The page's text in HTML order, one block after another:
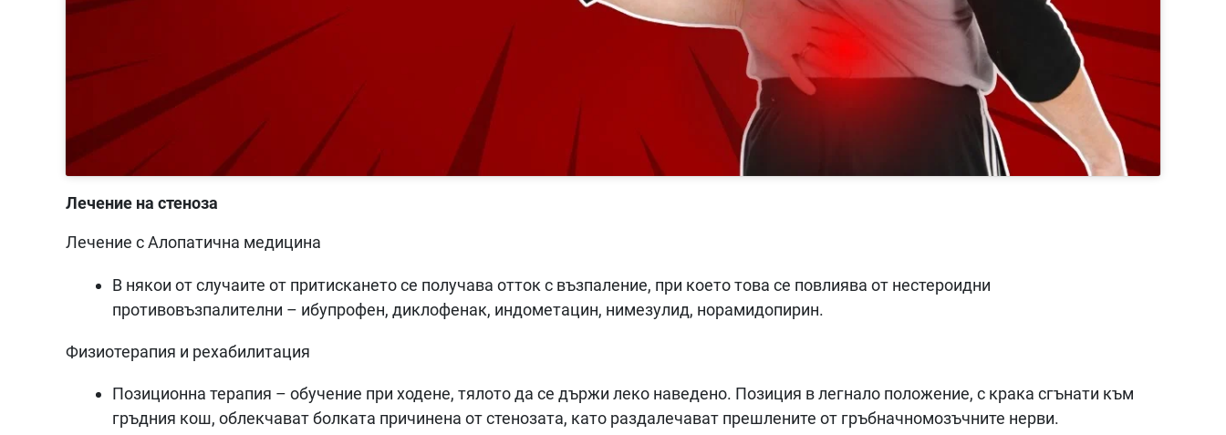
Лечение на стеноза
Лечение с Алопатична медицина
В някои от случаите от притискането се получава отток с възпаление, при което това се повлиява от нестероидни
противовъзпалителни – ибупрофен, диклофенак, индометацин, нимезулид, норамидопирин.
Физиотерапия и рехабилитация
Позиционна терапия – обучение при ходене, тялото да се държи леко наведено. Позиция в легнало положение, с крака сгънати към
гръдния кош, облекчават болката причинена от стенозата, като раздалечават прешлените от гръбначномозъчните нерви.